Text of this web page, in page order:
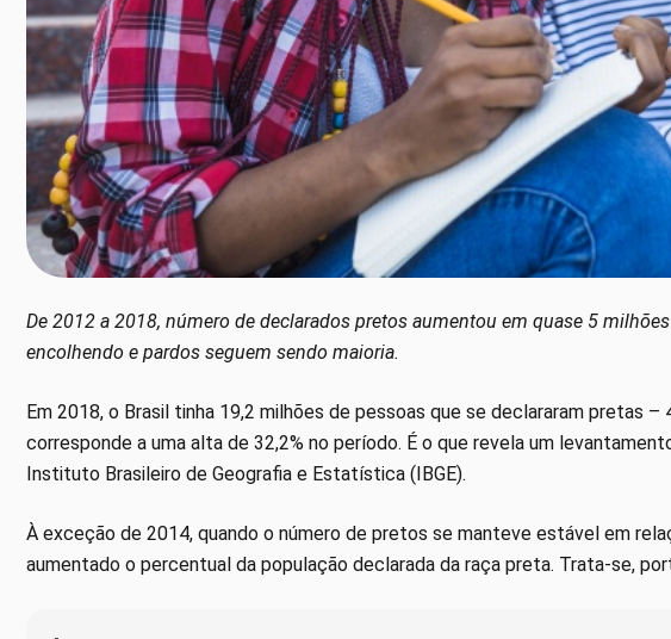
De 2012 a 2018, número de declarados pretos aumentou em quase 5
encolhendo e pardos seguem sendo maioria.
Em 2018, o Brasil tinha 19,2 milhões de pessoas que se declararam pretas –
corresponde a uma alta de 32,2% no período. É o que revela um
Instituto Brasileiro de Geografia e Estatística (IBGE).
À exceção de 2014, quando o número de pretos se manteve estável em
aumentado o percentual da população declarada da raça preta. Trata-se,